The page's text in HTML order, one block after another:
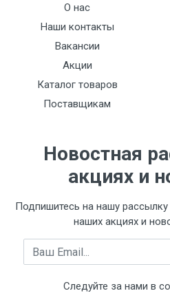
О нас
Наши контакты
Вакансии
Акции
Каталог товаров
Поставщикам
Новостная
акциях и
Подпишитесь на нашу рассылку
наших акциях и
Email
Следуйте за нами в